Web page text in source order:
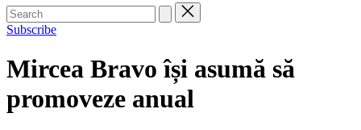
Subscribe
Mircea Bravo își asumă să
promoveze anual